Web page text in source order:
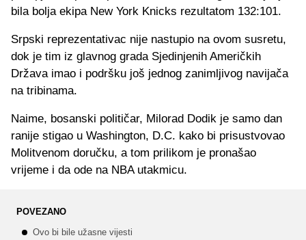
bila bolja ekipa New York Knicks rezultatom 132:101.
Srpski reprezentativac nije nastupio na ovom susretu,
dok je tim iz glavnog grada Sjedinjenih Američkih
Država imao i podršku još jednog zanimljivog navijača
na tribinama.
Naime, bosanski političar, Milorad Dodik je samo dan
ranije stigao u Washington, D.C. kako bi prisustvovao
Molitvenom doručku, a tom prilikom je pronašao
vrijeme i da ode na NBA utakmicu.
POVEZANO
Ovo bi bile užasne vijesti